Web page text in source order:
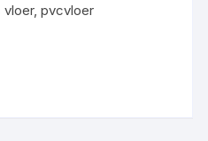
vloer,pvcvloer